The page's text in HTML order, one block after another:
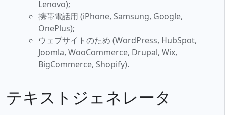
Lenovo);
携帯電話用 (iPhone, Samsung, Google,
OnePlus);
ウェブサイトのため (WordPress, HubSpot,
Joomla, WooCommerce, Drupal, Wix,
BigCommerce, Shopify).
テキストジェネレータ